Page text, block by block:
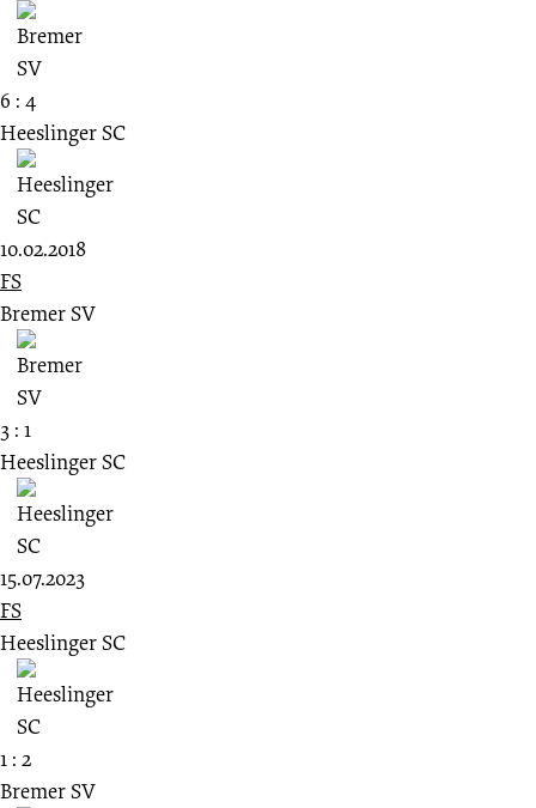
6 : 4
Heeslinger SC
10.02.2018
FS
Bremer SV
3 : 1
Heeslinger SC
15.07.2023
FS
Heeslinger SC
1 : 2
Bremer SV